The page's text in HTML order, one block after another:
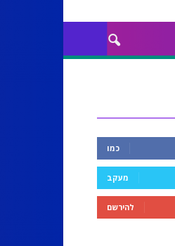
כמו
מעקב
להירשם